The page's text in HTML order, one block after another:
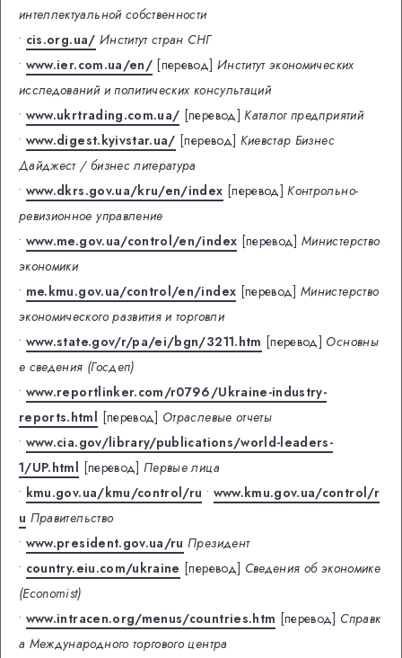
интеллектуальной собственности
• cis.org.ua/ Институт стран СНГ
• www.ier.com.ua/en/ [перевод] Институт экономических
исследований и политических консультаций
• www.ukrtrading.com.ua/ [перевод] Каталог предприятий
• www.digest.kyivstar.ua/ [перевод] Киевстар Бизнес
Дайджест / бизнес литература
• www.dkrs.gov.ua/kru/en/index [перевод] Контрольно-
ревизионное управление
• www.me.gov.ua/control/en/index [перевод] Министерство
экономики
• me.kmu.gov.ua/control/en/index [перевод] Министерство
экономического развития и торговли
• www.state.gov/r/pa/ei/bgn/3211.htm [перевод] Основны
е сведения (Госдеп)
• www.reportlinker.com/r0796/Ukraine-industry-
reports.html [перевод] Отраслевые отчеты
• www.cia.gov/library/publications/world-leaders-
1/UP.html [перевод] Первые лица
• kmu.gov.ua/kmu/control/ru • www.kmu.gov.ua/control/r
u Правительство
• www.president.gov.ua/ru Президент
• country.eiu.com/ukraine [перевод] Сведения об экономике
(Economist)
• www.intracen.org/menus/countries.htm [перевод] Справк
а Международного торгового центра